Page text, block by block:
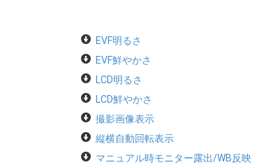
EVF明るさ
EVF鮮やかさ
LCD明るさ
LCD鮮やかさ
撮影画像表示
縦横自動回転表示
マニュアル時モニター露出/WB反映